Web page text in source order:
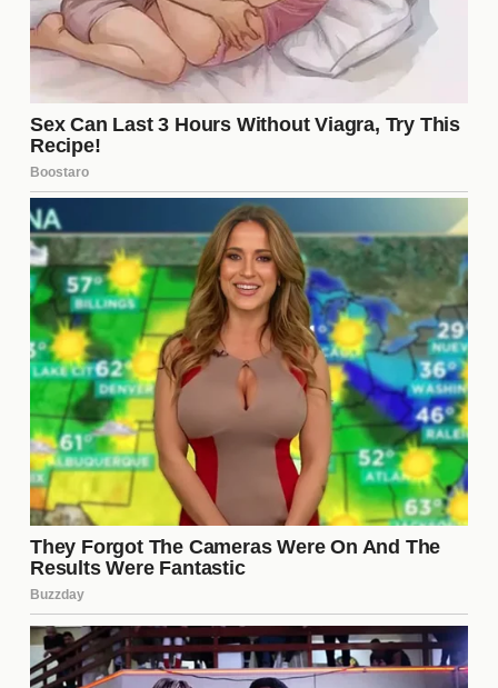
2. Ejercicio Regular
Incorporarejercicioa tu rutina no solo mejora tu
salud física, sino que también tiene un impacto
positivo en tu apariencia. La actividad física
aumenta la circulación sanguínea, lo que ayuda a
que tu piel luzca más viva. Además, el ejercicio
libera endorfinas, que elevan tu estado de ánimo y,
por ende, tu confianza.
3. Cuidado del Cabello
Un cabello bien cuidado es fundamental para lucir
atractiva. Aquí hay algunos consejos para
mantenerlo en óptimas condiciones:
Usa un champú y acondicionador adecuados
para tu tipo de cabello.
Evita el uso excesivo de herramientas de calor.
Realiza tratamientos de hidratación al menos
una vez al mes.
Un cabello brillante y saludable puede ser un gran
aliado en tu rutina de belleza.